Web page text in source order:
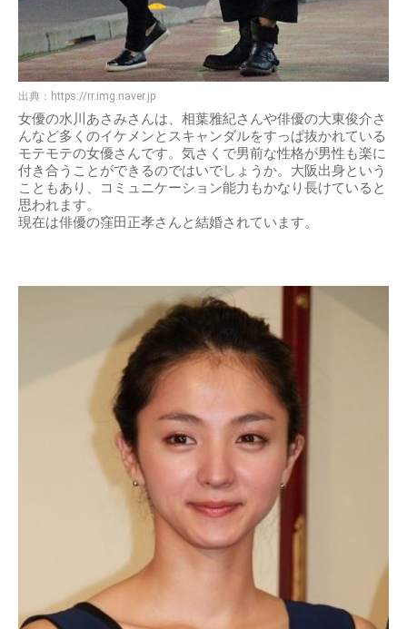
出典： https://rr.img.naver.jp
女優の水川あさみさんは、相葉雅紀さんや俳優の大東俊介さ
んなど多くのイケメンとスキャンダルをすっぱ抜かれている
モテモテの女優さんです。気さくで男前な性格が男性も楽に
付き合うことができるのではいでしょうか。大阪出身という
こともあり、コミュニケーション能力もかなり長けていると
思われます。
現在は俳優の窪田正孝さんと結婚されています。